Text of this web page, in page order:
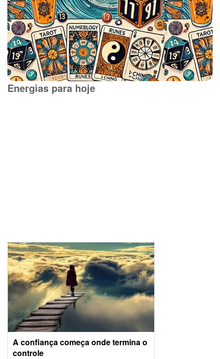
Energias para hoje
A confiança começa onde termina o
controle